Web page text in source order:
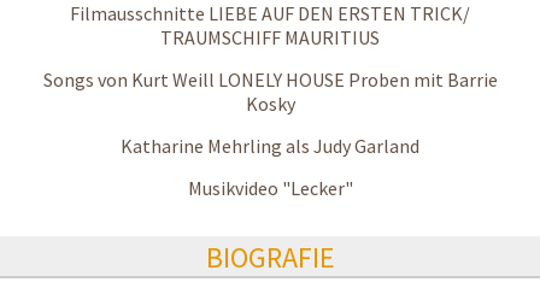
Filmausschnitte LIEBE AUF DEN ERSTEN TRICK/
TRAUMSCHIFF MAURITIUS
Songs von Kurt Weill LONELY HOUSE Proben mit Barrie
Kosky
Katharine Mehrling als Judy Garland
Musikvideo "Lecker"
BIOGRAFIE